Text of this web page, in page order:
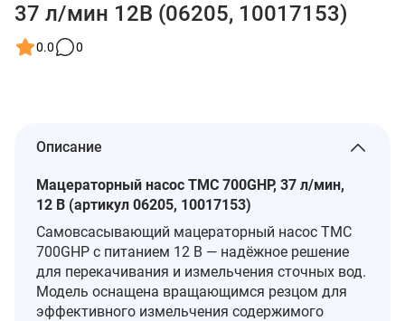
37 л/мин 12В (06205, 10017153)
0.0 0
Описание
Мацераторный насос TMC 700GHP, 37 л/мин,
12 В (артикул 06205, 10017153)
Самовсасывающий мацераторный насос TMC
700GHP с питанием 12 В — надёжное решение
для перекачивания и измельчения сточных вод.
Модель оснащена вращающимся резцом для
эффективного измельчения содержимого